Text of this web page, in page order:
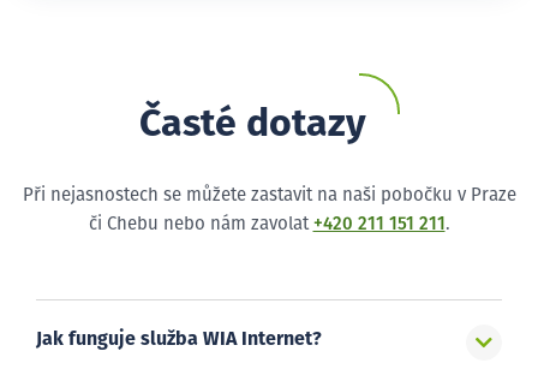
Časté dotazy
Při nejasnostech se můžete zastavit na naši pobočku v Praze
či Chebu nebo nám zavolat +420 211 151 211 .
Jak funguje služba WIA Internet?